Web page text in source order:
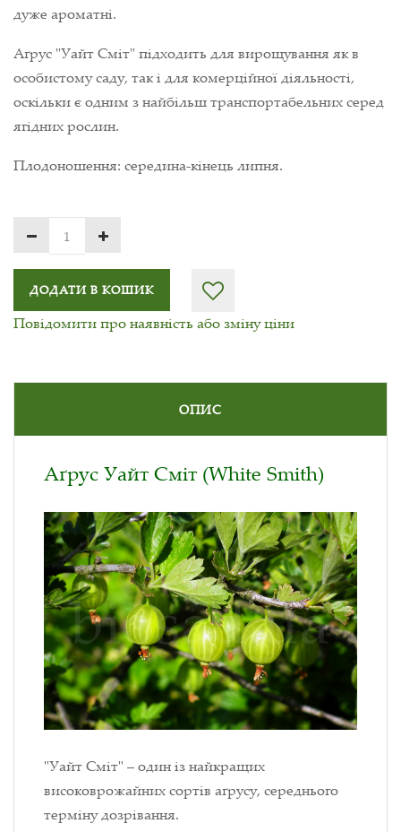
дуже ароматні.
Аґрус "Уайт Сміт" підходить для вирощування як в
особистому саду, так і для комерційної діяльності,
оскільки є одним з найбільш транспортабельних серед
ягідних рослин.
Плодоношення: середина-кінець липня.
ДОДАТИ В КОШИК
Повідомити про наявність або зміну ціни
ОПИС
Аґрус Уайт Сміт (White Smith)
"Уайт Сміт" – один із найкращих
високоврожайних сортів аґрусу, середнього
терміну дозрівання.